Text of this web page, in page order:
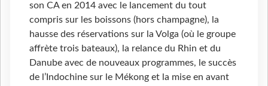
son CA en 2014 avec le lancement du tout
compris sur les boissons (hors champagne), la
hausse des réservations sur la Volga (où le groupe
affrète trois bateaux), la relance du Rhin et du
Danube avec de nouveaux programmes, le succès
de l’Indochine sur le Mékong et la mise en avant